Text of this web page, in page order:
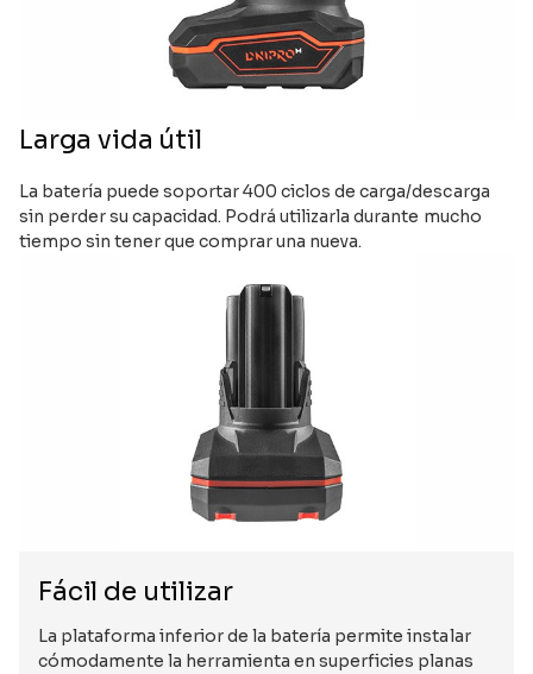
Larga vida útil
La batería puede soportar 400 ciclos de carga/descarga
sin perder su capacidad. Podrá utilizarla durante mucho
tiempo sin tener que comprar una nueva.
Fácil de utilizar
La plataforma inferior de la batería permite instalar
cómodamente la herramienta en superficies planas